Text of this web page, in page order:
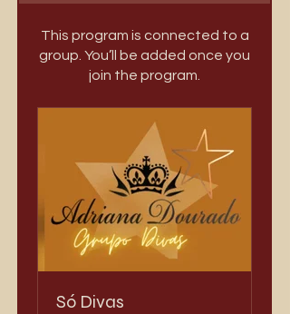
This program is connected to a
group. You’ll be added once you
join the program.
Só Divas